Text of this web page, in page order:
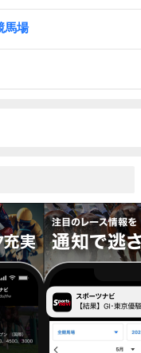
馬場